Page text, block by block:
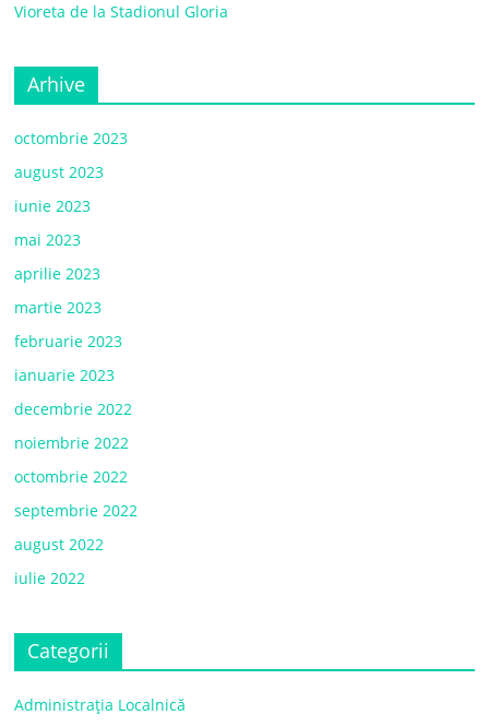
Vioreta de la Stadionul Gloria
Arhive
octombrie 2023
august 2023
iunie 2023
mai 2023
aprilie 2023
martie 2023
februarie 2023
ianuarie 2023
decembrie 2022
noiembrie 2022
octombrie 2022
septembrie 2022
august 2022
iulie 2022
Categorii
Administrația Localnică